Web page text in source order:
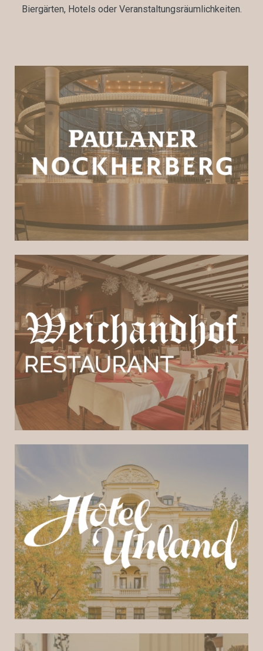
Biergärten, Hotels oder Veranstaltungsräumlichkeiten.